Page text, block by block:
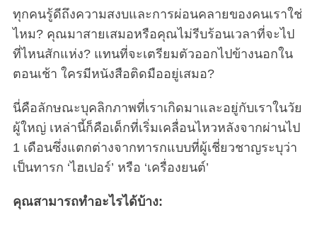
ทุกคนรู้ดีถึงความสงบและการผ่อนคลายของคนเราใช่
ไหม? คุณมาสายเสมอหรือคุณไม่รีบร้อนเวลาที่จะไป
ที่ไหนสักแห่ง? แทนที่จะเตรียมตัวออกไปข้างนอกใน
ตอนเช้า ใครมีหนังสือติดมืออยู่เสมอ?
นี่คือลักษณะบุคลิกภาพที่เราเกิดมาและอยู่กับเราในวัย
ผู้ใหญ่ เหล่านี้ก็คือเด็กที่เริ่มเคลื่อนไหวหลังจากผ่านไป
1 เดือนซึ่งแตกต่างจากทารกแบบที่ผู้เชี่ยวชาญระบุว่า
เป็นทารก ‘ไฮเปอร์’ หรือ ‘เครื่องยนต์’
คุณสามารถทำอะไรได้บ้าง: